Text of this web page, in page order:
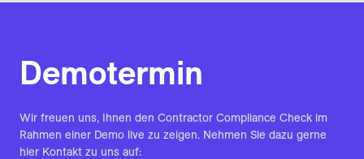
Demotermin
Wir freuen uns, Ihnen den Contractor Compliance Check im
Rahmen einer Demo live zu zeigen. Nehmen Sie dazu gerne
hier Kontakt zu uns auf: